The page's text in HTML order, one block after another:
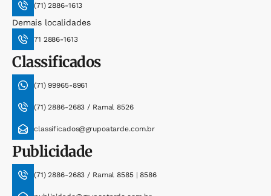
(71) 2886-1613
Demais localidades
71 2886-1613
Classificados
(71) 99965-8961
(71) 2886-2683 / Ramal 8526
classificados@grupoatarde.com.br
Publicidade
(71) 2886-2683 / Ramal 8585 | 8586